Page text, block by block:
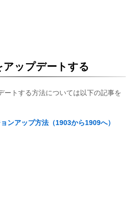
ップデートする
ートする方法については以下の記事を
ンアップ方法（1903から1909へ）